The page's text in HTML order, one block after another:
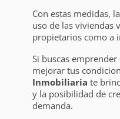
Con estas medidas,
uso de las viviendas
propietarios como a
Si buscas
mejorar tus
Inmobiliaria te
y la posibilidad de
demanda.